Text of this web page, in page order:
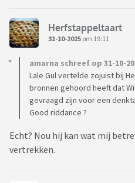
Herfstappeltaart
31-10-2025 om 19:11
amarna schreef op 31-10-
Lale Gul vertelde zojuist bij
bronnen gehoord heeft dat
gevraagd zijn voor een
Good riddance ?
Echt? Nou hij kan wat mij
vertrekken.